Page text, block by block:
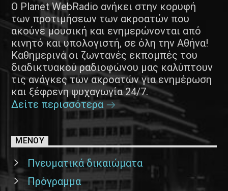
Ο Planet WebRadio ανήκει στην κορυφή
των προτιμήσεων των ακροατών που
ακούνε μουσική και ενημερώνονται από
κινητό και υπολογιστή, σε όλη την Αθήνα!
Καθημερινά οι ζωντανές εκπομπές του
διαδικτυακού ραδιοφώνου μας καλύπτουν
τις ανάγκες των ακροατών για ενημέρωση
και ξέφρενη ψυχαγωγία 24/7.
Δείτε περισσότερα
ΜΕΝΟΥ
Πνευματικά δικαιώματα
Πρόγραμμα